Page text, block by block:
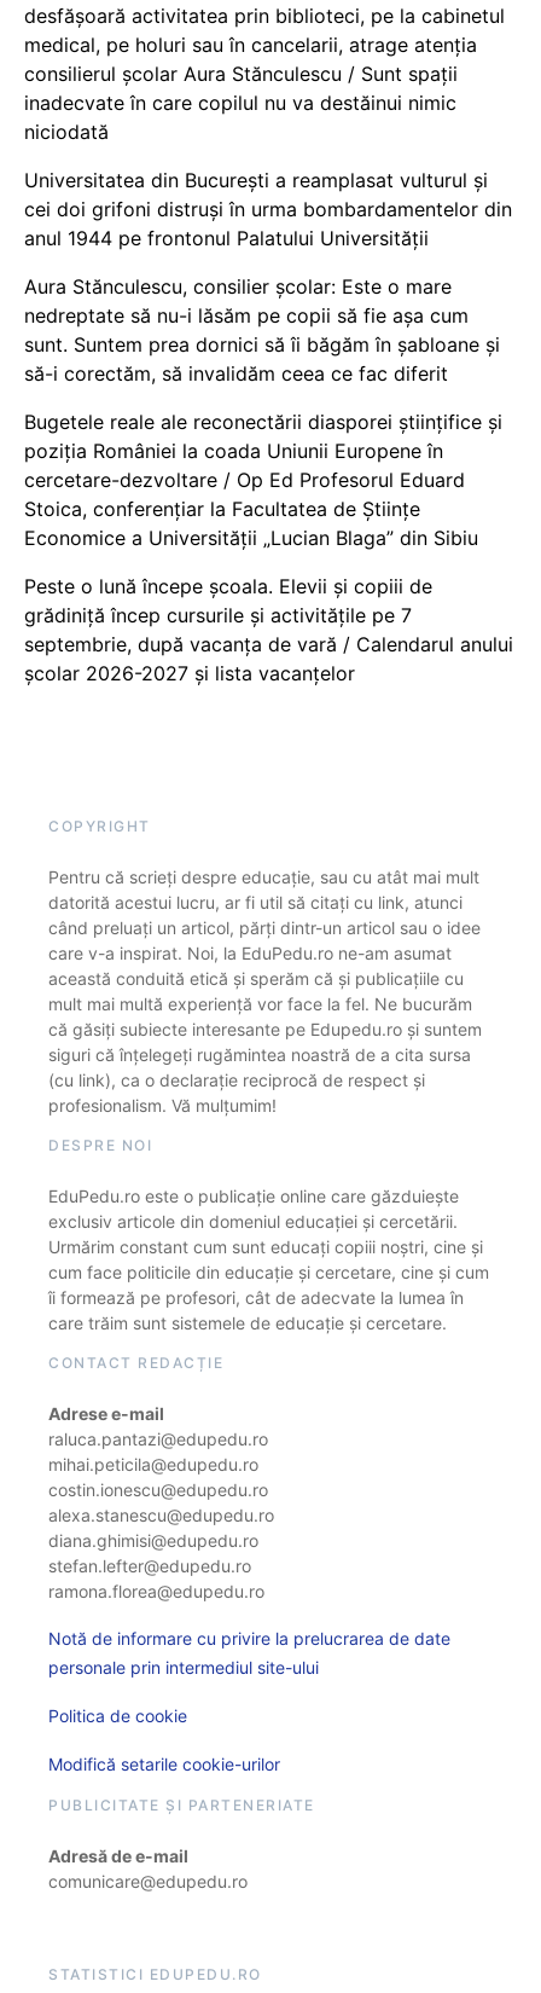
desfășoară activitatea prin biblioteci, pe la cabinetul
medical, pe holuri sau în cancelarii, atrage atenția
consilierul școlar Aura Stănculescu / Sunt spații
inadecvate în care copilul nu va destăinui nimic
niciodată
Universitatea din București a reamplasat vulturul și
cei doi grifoni distruși în urma bombardamentelor din
anul 1944 pe frontonul Palatului Universității
Aura Stănculescu, consilier școlar: Este o mare
nedreptate să nu-i lăsăm pe copii să fie așa cum
sunt. Suntem prea dornici să îi băgăm în șabloane și
să-i corectăm, să invalidăm ceea ce fac diferit
Bugetele reale ale reconectării diasporei științifice și
poziția României la coada Uniunii Europene în
cercetare-dezvoltare / Op Ed Profesorul Eduard
Stoica, conferențiar la Facultatea de Științe
Economice a Universității „Lucian Blaga” din Sibiu
Peste o lună începe școala. Elevii și copiii de
grădiniță încep cursurile și activitățile pe 7
septembrie, după vacanța de vară / Calendarul anului
școlar 2026-2027 și lista vacanțelor
COPYRIGHT
Pentru că scrieți despre educație, sau cu atât mai mult
datorită acestui lucru, ar fi util să citați cu link, atunci
când preluați un articol, părți dintr-un articol sau o idee
care v-a inspirat. Noi, la EduPedu.ro ne-am asumat
această conduită etică și sperăm că și publicațiile cu
mult mai multă experiență vor face la fel. Ne bucurăm
că găsiți subiecte interesante pe Edupedu.ro și suntem
siguri că înțelegeți rugămintea noastră de a cita sursa
(cu link), ca o declarație reciprocă de respect și
profesionalism. Vă mulțumim!
DESPRE NOI
EduPedu.ro este o publicație online care găzduiește
exclusiv articole din domeniul educației și cercetării.
Urmărim constant cum sunt educați copiii noștri, cine și
cum face politicile din educație și cercetare, cine și cum
îi formează pe profesori, cât de adecvate la lumea în
care trăim sunt sistemele de educație și cercetare.
CONTACT REDACȚIE
Adrese e-mail
raluca.pantazi@edupedu.ro
mihai.peticila@edupedu.ro
costin.ionescu@edupedu.ro
alexa.stanescu@edupedu.ro
diana.ghimisi@edupedu.ro
stefan.lefter@edupedu.ro
ramona.florea@edupedu.ro
Notă de informare cu privire la prelucrarea de date
personale prin intermediul site-ului
Politica de cookie
Modifică setarile cookie-urilor
PUBLICITATE ȘI PARTENERIATE
Adresă de e-mail
comunicare@edupedu.ro
STATISTICI EDUPEDU.RO